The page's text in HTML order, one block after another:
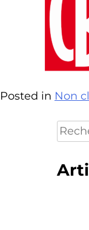
Posted in Non